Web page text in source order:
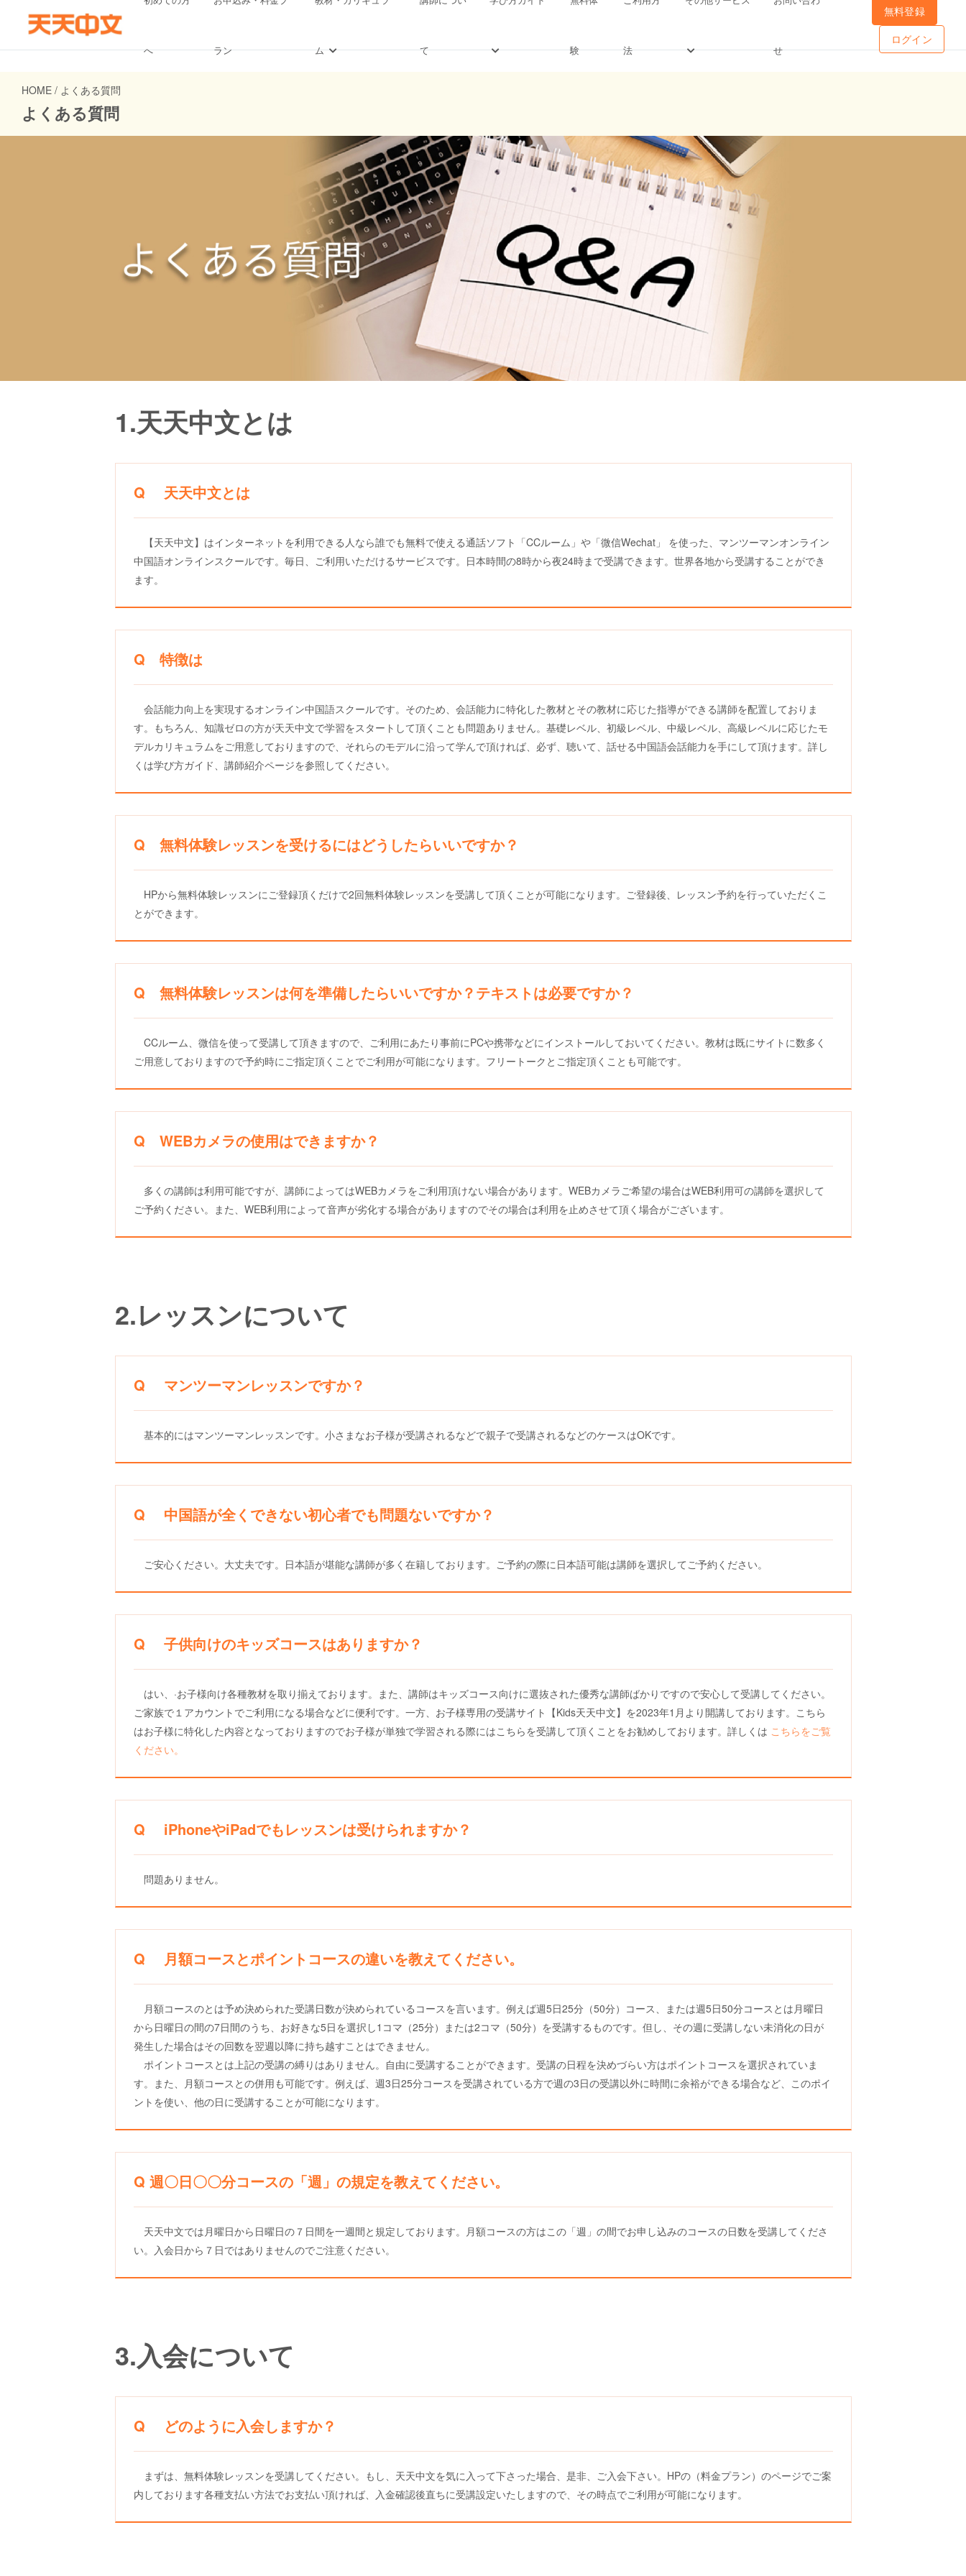
へ ラン ム て 験 法 せ
無料登録
ログイン
HOME / よくある質問
よくある質問
1.天天中文とは
Q 天天中文とは
【天天中文】はインターネットを利用できる人なら誰でも無料で使える通話ソフト「CCルーム」や「微信Wechat」 を使った、マンツーマンオンライン
中国語オンラインスクールです。毎日、ご利用いただけるサービスです。日本時間の8時から夜24時まで受講できます。世界各地から受講することができ
ます。
Q 特徴は
会話能力向上を実現するオンライン中国語スクールです。そのため、会話能力に特化した教材とその教材に応じた指導ができる講師を配置しておりま
す。もちろん、知識ゼロの方が天天中文で学習をスタートして頂くことも問題ありません。基礎レベル、初級レベル、中級レベル、高級レベルに応じたモ
デルカリキュラムをご用意しておりますので、それらのモデルに沿って学んで頂ければ、必ず、聴いて、話せる中国語会話能力を手にして頂けます。詳し
くは学び方ガイド、講師紹介ページを参照してください。
Q 無料体験レッスンを受けるにはどうしたらいいですか？
HPから無料体験レッスンにご登録頂くだけで2回無料体験レッスンを受講して頂くことが可能になります。ご登録後、レッスン予約を行っていただくこ
とができます。
Q 無料体験レッスンは何を準備したらいいですか？テキストは必要ですか？
CCルーム、微信を使って受講して頂きますので、ご利用にあたり事前にPCや携帯などにインストールしておいてください。教材は既にサイトに数多く
ご用意しておりますので予約時にご指定頂くことでご利用が可能になります。フリートークとご指定頂くことも可能です。
Q WEBカメラの使用はできますか？
多くの講師は利用可能ですが、講師によってはWEBカメラをご利用頂けない場合があります。WEBカメラご希望の場合はWEB利用可の講師を選択して
ご予約ください。また、WEB利用によって音声が劣化する場合がありますのでその場合は利用を止めさせて頂く場合がございます。
2.レッスンについて
Q マンツーマンレッスンですか？
基本的にはマンツーマンレッスンです。小さまなお子様が受講されるなどで親子で受講されるなどのケースはOKです。
Q 中国語が全くできない初心者でも問題ないですか？
ご安心ください。大丈夫です。日本語が堪能な講師が多く在籍しております。ご予約の際に日本語可能は講師を選択してご予約ください。
Q 子供向けのキッズコースはありますか？
はい、·お子様向け各種教材を取り揃えております。また、講師はキッズコース向けに選抜された優秀な講師ばかりですので安心して受講してください。
ご家族で１アカウントでご利用になる場合などに便利です。一方、お子様専用の受講サイト【Kids天天中文】を2023年1月より開講しております。こちら
はお子様に特化した内容となっておりますのでお子様が単独で学習される際にはこちらを受講して頂くことをお勧めしております。詳しくは こちらをご覧
ください。
Q iPhoneやiPadでもレッスンは受けられますか？
問題ありません。
Q 月額コースとポイントコースの違いを教えてください。
月額コースのとは予め決められた受講日数が決められているコースを言います。例えば週5日25分（50分）コース、または週5日50分コースとは月曜日
から日曜日の間の7日間のうち、お好きな5日を選択し1コマ（25分）または2コマ（50分）を受講するものです。但し、その週に受講しない未消化の日が
発生した場合はその回数を翌週以降に持ち越すことはできません。
ポイントコースとは上記の受講の縛りはありません。自由に受講することができます。受講の日程を決めづらい方はポイントコースを選択されていま
す。また、月額コースとの併用も可能です。例えば、週3日25分コースを受講されている方で週の3日の受講以外に時間に余裕ができる場合など、このポイ
ントを使い、他の日に受講することが可能になります。
Q 週〇日〇〇分コースの「週」の規定を教えてください。
天天中文では月曜日から日曜日の７日間を一週間と規定しております。月額コースの方はこの「週」の間でお申し込みのコースの日数を受講してくださ
い。入会日から７日ではありませんのでご注意ください。
3.入会について
Q どのように入会しますか？
まずは、無料体験レッスンを受講してください。もし、天天中文を気に入って下さった場合、是非、ご入会下さい。HPの（料金プラン）のページでご案
内しております各種支払い方法でお支払い頂ければ、入金確認後直ちに受講設定いたしますので、その時点でご利用が可能になります。